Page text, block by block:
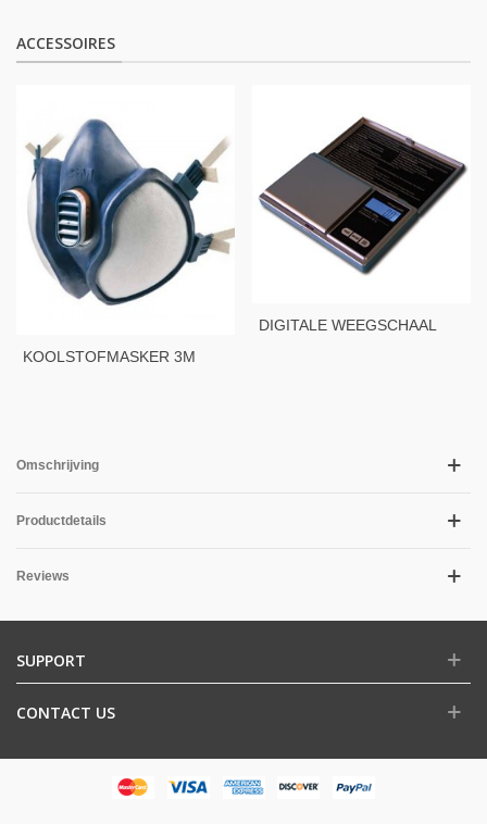
ACCESSOIRES
KOOLSTOFMASKER 3M
DIGITALE WEEGSCHAAL
Omschrijving
Productdetails
Reviews
SUPPORT
CONTACT US